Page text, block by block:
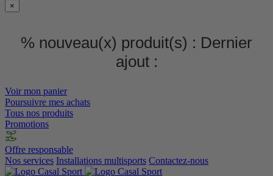
×
% nouveau(x) produit(s) : Dernier
ajout :
Voir mon panier
Poursuivre mes achats
Tous nos produits
Promotions
Offre responsable
Nos services Installations multisports Contactez-nous